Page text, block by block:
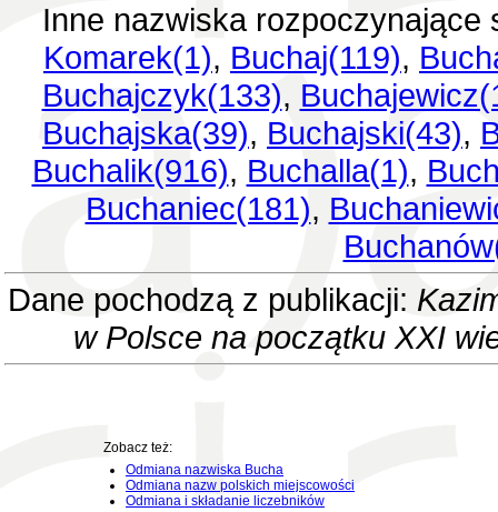
Inne nazwiska
Komarek(1), Buchaj(119),
Buchajczyk(133),
Buchajska(39), Buchajski(43),
Buchalik(916), Buchalla(1),
Buchaniec(181),
Dane pochodzą z publikacji:
w Polsce na początku XXI
Zobacz też:
Odmiana nazwiska Bucha
Odmiana nazw polskich miejscowości
Odmiana i składanie liczebników